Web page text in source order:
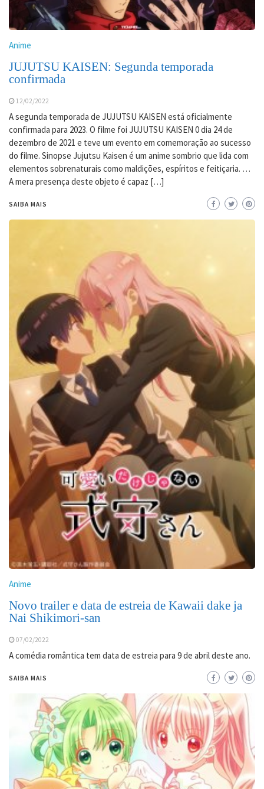
Anime
JUJUTSU KAISEN: Segunda temporada
confirmada
12/02/2022
A segunda temporada de JUJUTSU KAISEN está oficialmente
confirmada para 2023. O filme foi JUJUTSU KAISEN 0 dia 24 de
dezembro de 2021 e teve um evento em comemoração ao sucesso
do filme. Sinopse Jujutsu Kaisen é um anime sombrio que lida com
elementos sobrenaturais como maldições, espíritos e feitiçaria. …
A mera presença deste objeto é capaz […]
SAIBA MAIS
Anime
Novo trailer e data de estreia de Kawaii dake ja
Nai Shikimori-san
07/02/2022
A comédia romântica tem data de estreia para 9 de abril deste ano.
SAIBA MAIS